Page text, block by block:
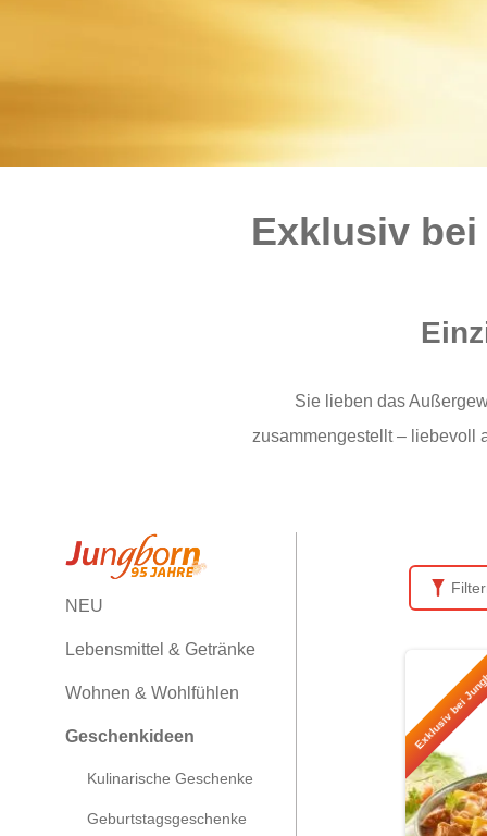
Exklusiv
Sie lieben das
zusammengestellt – liebevoll
NEU
Lebensmittel & Getränke
Wohnen & Wohlfühlen
Geschenkideen
Kulinarische Geschenke
Geburtstagsgeschenke
Exklusiv bei